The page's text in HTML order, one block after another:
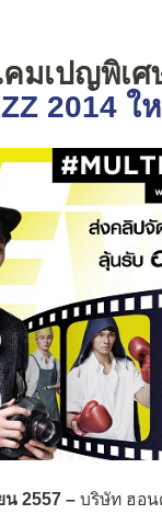
มเปญพิเศ
2014 ใ
น 2557 – บริษัท ฮอน